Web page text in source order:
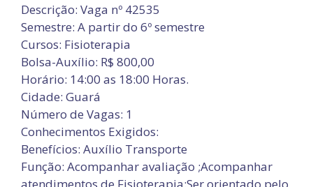
Descrição: Vaga nº 42535
Semestre: A partir do 6º semestre
Cursos: Fisioterapia
Bolsa-Auxílio: R$ 800,00
Horário: 14:00 as 18:00 Horas.
Cidade: Guará
Número de Vagas: 1
Conhecimentos Exigidos:
Benefícios: Auxílio Transporte
Função: Acompanhar avaliação ;Acompanhar
atendimentos de Fisioterapia;Ser orientado pelo